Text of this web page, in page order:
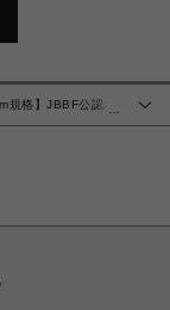
規格】JBBF公認ボ